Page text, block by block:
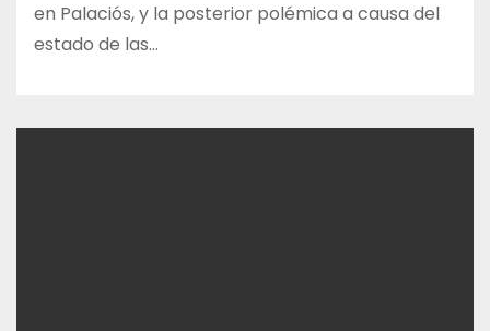
en Palaciós, y la posterior polémica a causa del
estado de las…